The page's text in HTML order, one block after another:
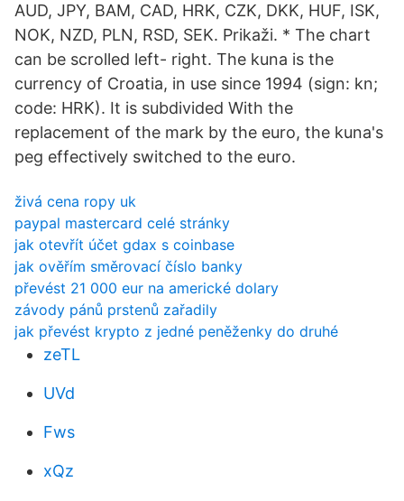
AUD, JPY, BAM, CAD, HRK, CZK, DKK, HUF, ISK,
NOK, NZD, PLN, RSD, SEK. Prikaži. * The chart
can be scrolled left- right. The kuna is the
currency of Croatia, in use since 1994 (sign: kn;
code: HRK). It is subdivided With the
replacement of the mark by the euro, the kuna's
peg effectively switched to the euro.
živá cena ropy uk
paypal mastercard celé stránky
jak otevřít účet gdax s coinbase
jak ověřím směrovací číslo banky
převést 21 000 eur na americké dolary
závody pánů prstenů zařadily
jak převést krypto z jedné peněženky do druhé
zeTL
UVd
Fws
xQz